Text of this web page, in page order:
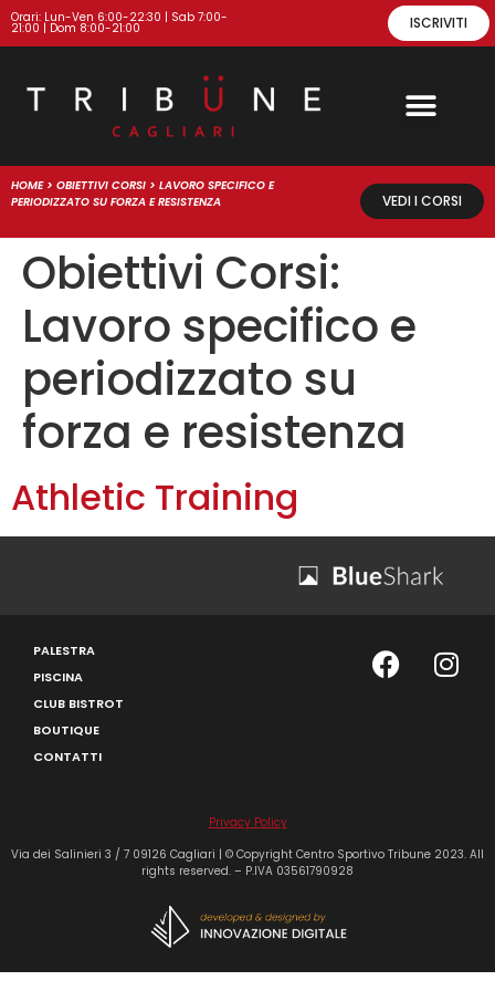
Orari: Lun-Ven 6:00-22:30 | Sab 7:00-
21:00 | Dom 8:00-21:00 ISCRIVITI
HOME> OBIETTIVI CORSI > LAVORO SPECIFICO E
PERIODIZZATO SU FORZA E RESISTENZA
VEDI I CORSI
Obiettivi Corsi:
Lavoro specifico e
periodizzato su
forza e resistenza
Athletic Training
PALESTRA
PISCINA
CLUB BISTROT
BOUTIQUE
CONTATTI
Privacy Policy
Via dei Salinieri 3 / 7 09126 Cagliari | © Copyright Centro Sportivo Tribune 2023. All
rights reserved. – P.IVA 03561790928